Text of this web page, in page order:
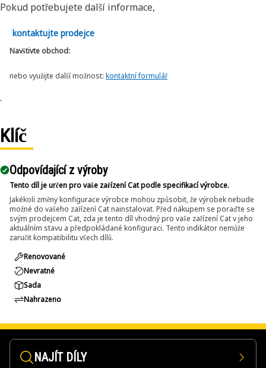
Pokud potřebujete další informace,
kontaktujte prodejce
Navštivte obchod:
nebo využijte další možnost: kontaktní formulář
.
Klíč
Odpovídající z výroby
Tento díl je určen pro vaše zařízení Cat podle specifikací výrobce.
Jakékoli změny konfigurace výrobce mohou způsobit, že výrobek nebude
možné do vašeho zařízení Cat nainstalovat. Před nákupem se poraďte se
svým prodejcem Cat, zda je tento díl vhodný pro vaše zařízení Cat v jeho
aktuálním stavu a předpokládané konfiguraci. Tento indikátor nemůže
zaručit kompatibilitu všech dílů.
Renovované
Nevratné
Sada
Nahrazeno
NAJÍT DÍLY